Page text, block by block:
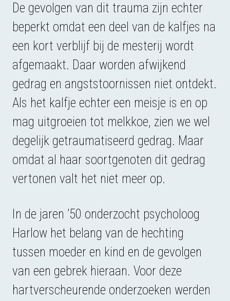
De gevolgen van dit trauma zijn echter
beperkt omdat een deel van de kalfjes na
een kort verblijf bij de mesterij wordt
afgemaakt. Daar worden afwijkend
gedrag en angststoornissen niet ontdekt.
Als het kalfje echter een meisje is en op
mag uitgroeien tot melkkoe, zien we wel
degelijk getraumatiseerd gedrag. Maar
omdat al haar soortgenoten dit gedrag
vertonen valt het niet meer op.
In de jaren ’50 onderzocht psycholoog
Harlow het belang van de hechting
tussen moeder en kind en de gevolgen
van een gebrek hieraan. Voor deze
hartverscheurende onderzoeken werden